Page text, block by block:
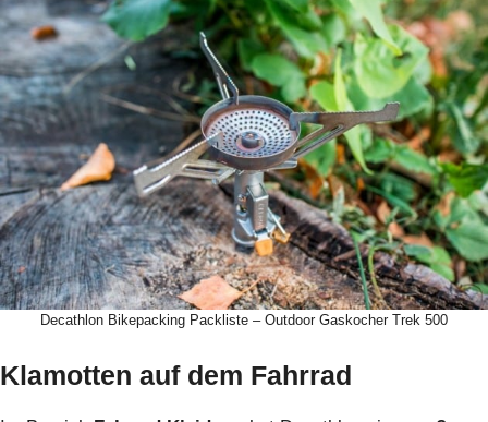
Decathlon Bikepacking Packliste – Outdoor Gaskocher Trek 500
Klamotten auf dem Fahrrad